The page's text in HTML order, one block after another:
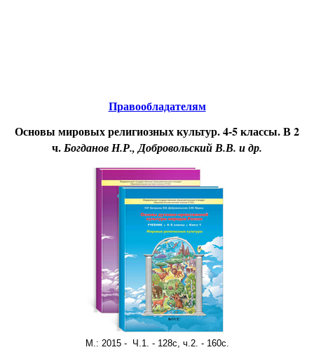
Правообладателям
Основы мировых религиозных культур. 4-5 классы. В 2
ч.Богданов Н.Р., Добровольский В.В. и др.
М.: 2015 - Ч.1. - 128с, ч.2. - 160с.